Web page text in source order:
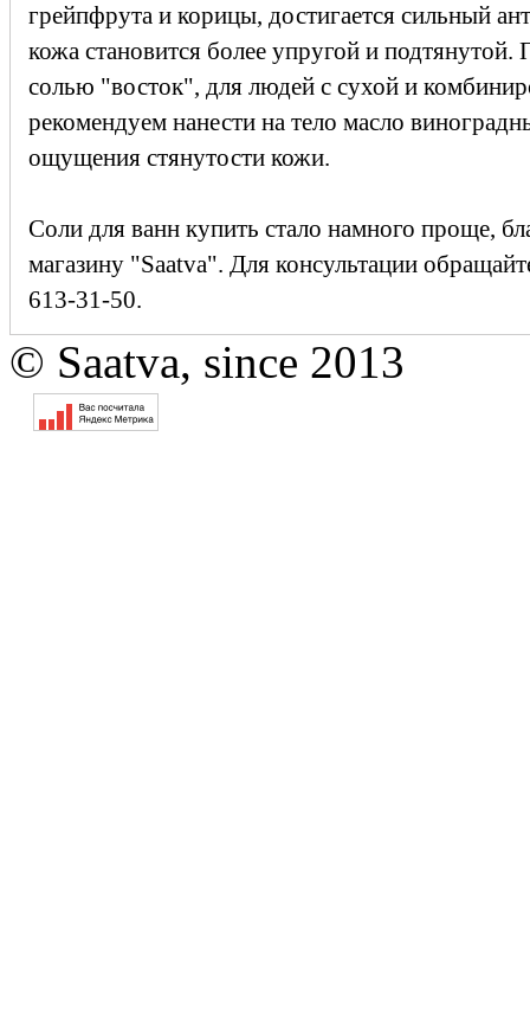
грейпфрута и корицы, достигается сильный
кожа становится более упругой и подтянутой.
солью "восток", для людей с сухой и
рекомендуем нанести на тело масло
ощущения стянутости кожи.
Соли для ванн купить стало намного проще,
магазину "Saatva". Для консультации
613-31-50.
© Saatva, since 2013